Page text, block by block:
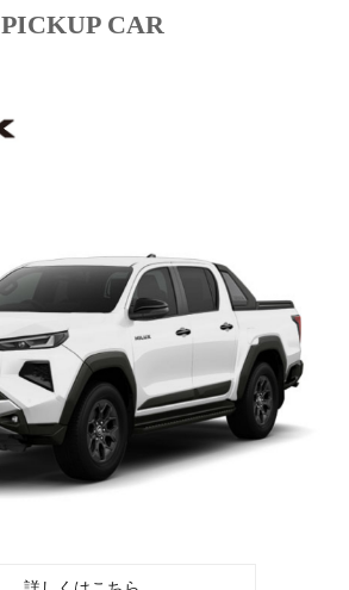
PICKUP CAR